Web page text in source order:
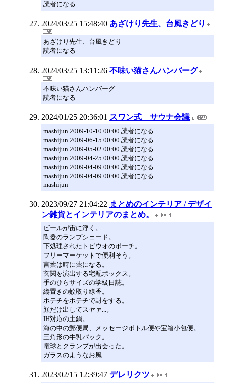
読者になる
2024/03/25 15:48:40 あざけり先生、台風きどり
あざけり先生、台風きどり
読者になる
2024/03/25 13:11:26 不味い猫さんハンバーグ
不味い猫さんハンバーグ
読者になる
2024/01/25 20:36:01 スワン式 サウナ会議
mashijun 2009-10-10 00:00 読者になる
mashijun 2009-06-15 00:00 読者になる
mashijun 2009-05-02 00:00 読者になる
mashijun 2009-04-25 00:00 読者になる
mashijun 2009-04-09 00:00 読者になる
mashijun 2009-04-09 00:00 読者になる
mashijun
2023/09/27 21:04:22 まとめのインテリア / デザイ
ン雑貨とインテリアのまとめ。
ビールが宙に浮く。
陶器のランプシェード。
下処理されたトビウオのポーチ。
フリーマーケットで便利そう。
言葉は時に薬になる。
玄関を演出する宅配ボックス。
手のひらサイズの学級日誌。
縦置きの蚊取り線香。
ポテチをポテチで封をする。
顔だけ出してスヤァ...。
IH対応の土鍋。
海の中の郵便局、メッセージボトル便や宝箱小包便。
三角形の牛乳パック。
電球とクランプが出会った。
ガラスのようなお風
2023/02/15 12:39:47 デレリクツ